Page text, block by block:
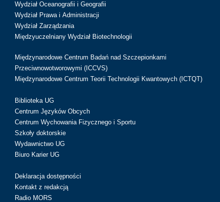
Wydział Oceanografii i Geografii
Wydział Prawa i Administracji
Wydział Zarządzania
Międzyuczelniany Wydział Biotechnologii
Międzynarodowe Centrum Badań nad Szczepionkami
Przeciwnowotworowymi (ICCVS)
Międzynarodowe Centrum Teorii Technologii Kwantowych (ICTQT)
Biblioteka UG
Centrum Języków Obcych
Centrum Wychowania Fizycznego i Sportu
Szkoły doktorskie
Wydawnictwo UG
Biuro Karier UG
Deklaracja dostępności
Kontakt z redakcją
Radio MORS